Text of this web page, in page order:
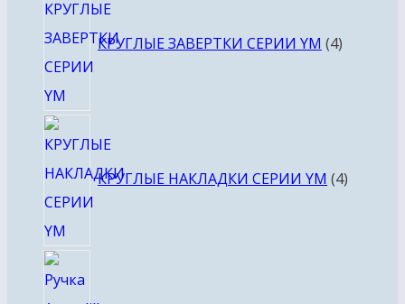
КРУГЛЫЕ ЗАВЕРТКИ СЕРИИ YM 4
КРУГЛЫЕ НАКЛАДКИ СЕРИИ YM 4